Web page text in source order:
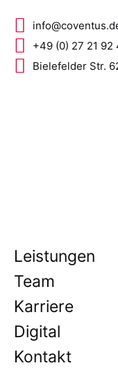
+49 (0) 27 21 92
Bielefelder Str.
Leistungen
Team
Karriere
Digital
Kontakt